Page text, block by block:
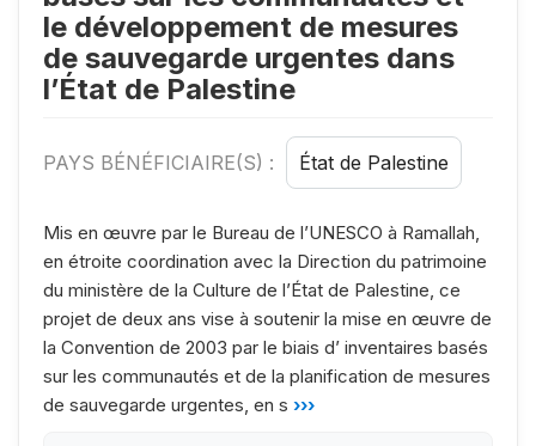
le développement de mesures
de sauvegarde urgentes dans
l’État de Palestine
PAYS BÉNÉFICIAIRE(S) : État de Palestine
Mis en œuvre par le Bureau de l’UNESCO à Ramallah,
en étroite coordination avec la Direction du patrimoine
du ministère de la Culture de l’État de Palestine, ce
projet de deux ans vise à soutenir la mise en œuvre de
la Convention de 2003 par le biais d’ inventaires basés
sur les communautés et de la planification de mesures
de sauvegarde urgentes, en s ›››